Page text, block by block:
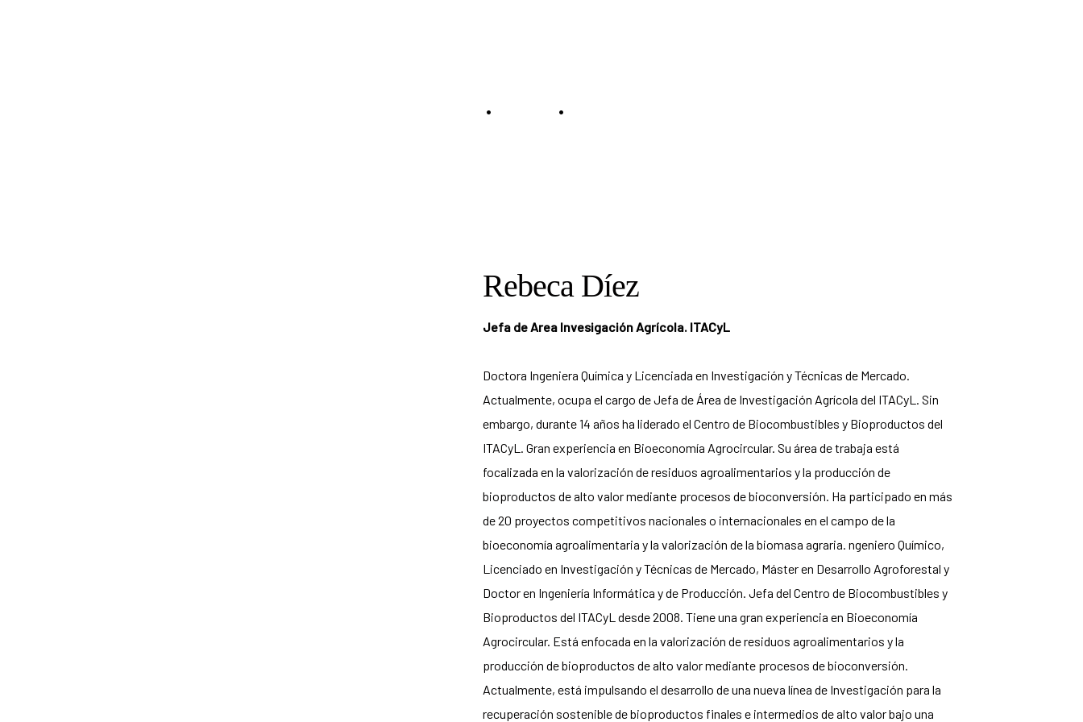
• •
Rebeca Díez
Jefa de Area Invesigación Agrícola. ITACyL
Doctora Ingeniera Química y Licenciada en Investigación y Técnicas de Mercado.
Actualmente, ocupa el cargo de Jefa de Área de Investigación Agrícola del ITACyL. Sin
embargo, durante 14 años ha liderado el Centro de Biocombustibles y Bioproductos del
ITACyL. Gran experiencia en Bioeconomía Agrocircular. Su área de trabaja está
focalizada en la valorización de residuos agroalimentarios y la producción de
bioproductos de alto valor mediante procesos de bioconversión. Ha participado en más
de 20 proyectos competitivos nacionales o internacionales en el campo de la
bioeconomía agroalimentaria y la valorización de la biomasa agraria. ngeniero Químico,
Licenciado en Investigación y Técnicas de Mercado, Máster en Desarrollo Agroforestal y
Doctor en Ingeniería Informática y de Producción. Jefa del Centro de Biocombustibles y
Bioproductos del ITACyL desde 2008. Tiene una gran experiencia en Bioeconomía
Agrocircular. Está enfocada en la valorización de residuos agroalimentarios y la
producción de bioproductos de alto valor mediante procesos de bioconversión.
Actualmente, está impulsando el desarrollo de una nueva línea de Investigación para la
recuperación sostenible de bioproductos finales e intermedios de alto valor bajo una